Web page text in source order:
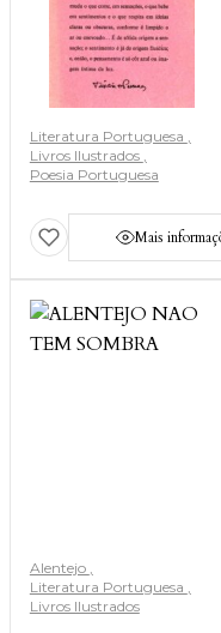
Literatura Portuguesa
Livros Ilustrados
Poesia Portuguesa
Mais
Alentejo
Literatura Portuguesa
Livros Ilustrados